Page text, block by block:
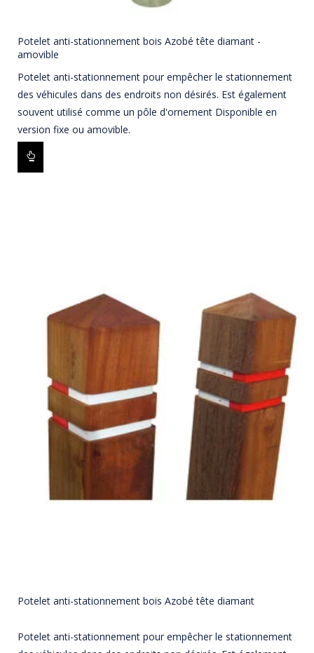
Potelet anti-stationnement bois Azobé tête diamant -
amovible
Potelet anti-stationnement pour empêcher le stationnement
des véhicules dans des endroits non désirés. Est également
souvent utilisé comme un pôle d'ornement Disponible en
version fixe ou amovible.
Potelet anti-stationnement bois Azobé tête diamant
Potelet anti-stationnement pour empêcher le stationnement